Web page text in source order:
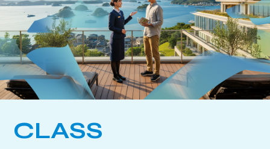
どのコースもJR王寺駅を起点にして設定されていますが、すべて
徒歩で回るコースでは、まず達磨寺が紹介されています。次に、大日
堂、片岡神社、放光寺、孝霊天皇陵、尼寺廃寺跡、明神山鳥居・山頂、
火幡神社などです。興味のある方は、王寺町及び王寺町観光協会の
ホームページ等でご確認いただければ幸いですが、いずれも地味で
はありますが、俗に観光地化がなされていない静かで美しい場所で
す。
してるところです。
CLASS